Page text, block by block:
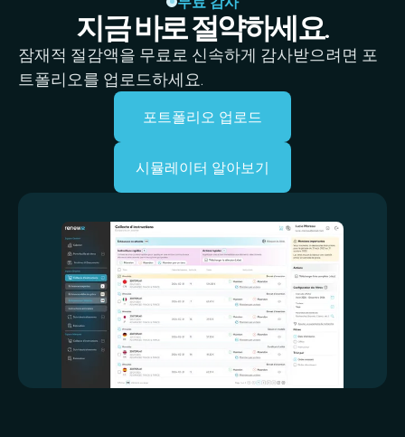
지금 바로 절약하세요.
잠재적 절감액을 무료로 신속하게 감사받으려면 포
트폴리오를 업로드하세요.
포트폴리오 업로드
시뮬레이터 알아보기